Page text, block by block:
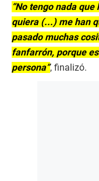
“No tengo nada
quiera (...) me han
pasado muchas
fanfarrón, porque
persona”, finalizó.